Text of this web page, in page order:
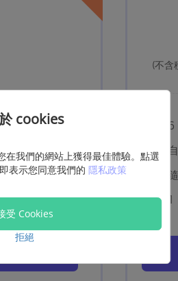
(不含
cookies
在我們的網站上獲得最佳體驗。點選
表示您同意我們的 隱私政策
受 Cookies
拒絕